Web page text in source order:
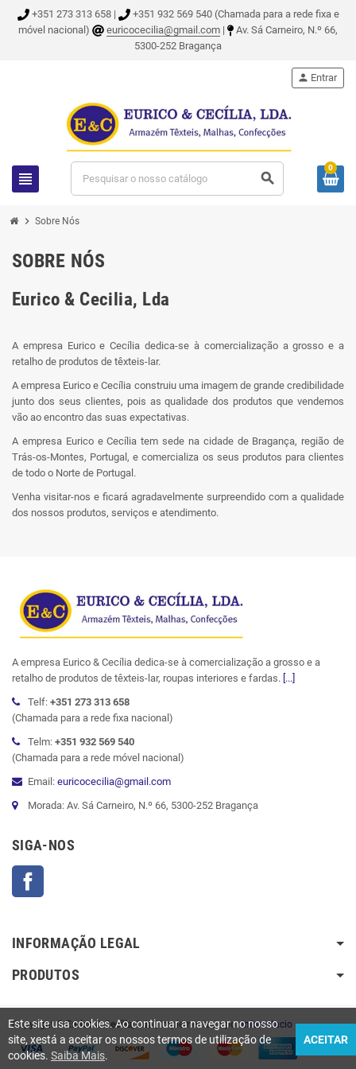
+351 273 313 658 |
+351 932 569 540 (Chamada para a rede fixa e
móvel nacional)
euricocecilia@gmail.com |
Av. Sá Carneiro, N.º 66,
5300-252 Bragança
view_headline search
person Entrar
0
chevron_right Sobre Nós
SOBRE NÓS
Eurico & Cecilia, Lda
A empresa Eurico e Cecília dedica-se à comercialização a grosso e a
retalho de produtos de têxteis-lar.
A empresa Eurico e Cecília construiu uma imagem de grande credibilidade
junto dos seus clientes, pois as qualidade dos produtos que vendemos
vão ao encontro das suas expectativas.
A empresa Eurico e Cecília tem sede na cidade de Bragança, região de
Trás-os-Montes, Portugal, e comercializa os seus produtos para clientes
de todo o Norte de Portugal.
Venha visitar-nos e ficará agradavelmente surpreendido com a qualidade
dos nossos produtos, serviços e atendimento.
A empresa Eurico & Cecília dedica-se à comercialização a grosso e a
retalho de produtos de têxteis-lar, roupas interiores e fardas. [...]
Telf: +351 273 313 658
(Chamada para a rede fixa nacional)
Telm: +351 932 569 540
(Chamada para a rede móvel nacional)
Email: euricocecilia@gmail.com
Morada: Av. Sá Carneiro, N.º 66, 5300-252 Bragança
SIGA-NOS
INFORMAÇÃO LEGAL
PRODUTOS
Copyright ©Eurico & Cecília, Lda| Implementado porInforestacio
Este site usa cookies. Ao continuar a navegar no nosso
site, xestá a aceitar os nossos termos de utilização de
cookies. Saiba Mais.
ACEITAR